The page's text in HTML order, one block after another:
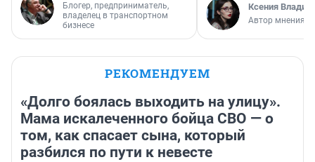
Блогер, предприниматель,
владелец в транспортном
бизнесе
Ксения
Автор мнения
РЕКОМЕНДУЕМ
«Долго боялась выходить на улицу».
Мама искалеченного бойца СВО — о
том, как спасает сына, который
разбился по пути к невесте